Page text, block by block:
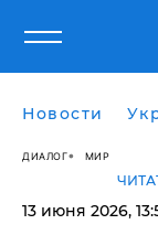
Новости
ДИАЛОГ МИР
13 июня 2026,